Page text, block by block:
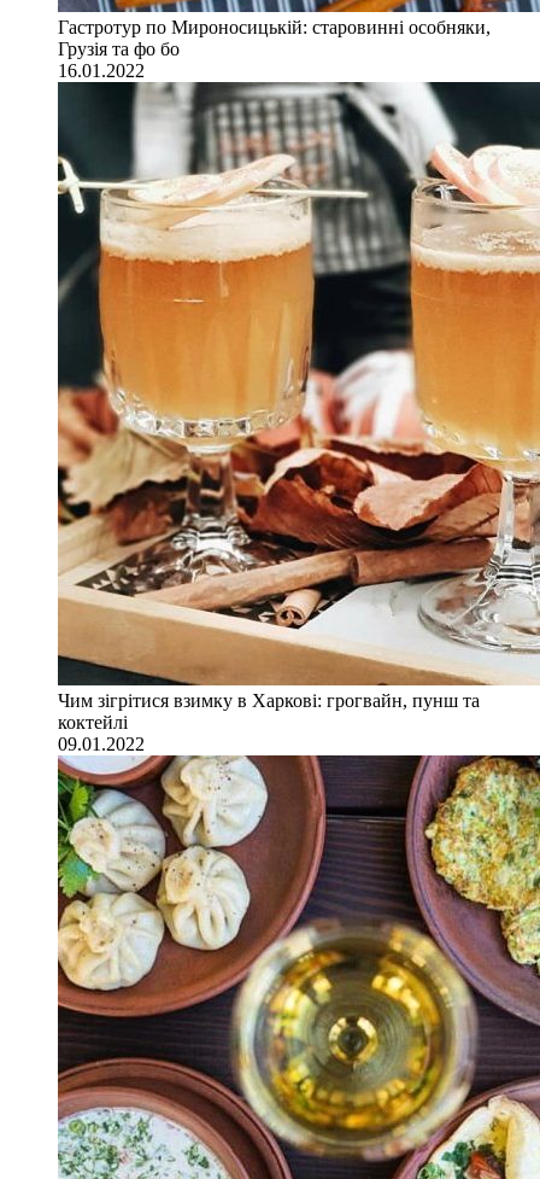
Гастротур по Мироносицькій: старовинні особняки,
Грузія та фо бо
16.01.2022
Чим зігрітися взимку в Харкові: грогвайн, пунш та
коктейлі
09.01.2022